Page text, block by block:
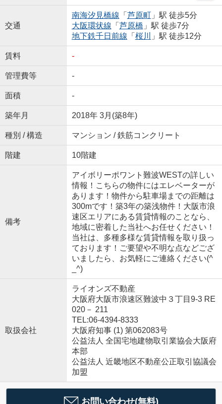
交通
南海汐見橋線 「 芦原町」駅 徒歩5分
大阪環状線 「 芦原橋 」駅 徒歩7分
地下鉄千日前線 「 桜川 」駅 徒歩12分
賃料 -
管理費等 -
面積 -
築年月 2018年 3月(築8年)
種別 / 構造 マンション / 鉄筋コンクリート
階建 10階建
備考
アイボリーポワント難波WESTの詳しい
情報！こちらの物件にはエレベーターが
あります！物件から駐車場までの距離は
300mです！築3年の築浅物件！大阪市浪
速区エリアにある賃貸情報のことなら、
地域に密着した当社へお任せください！
当社は、多種多様な賃貸情報を取り扱っ
ております！ご要望や不明な点などござ
いましたら、お気軽にご連絡ください(^
_^)
取扱会社
ライオンズ不動産
大阪府大阪市浪速区難波中３丁目9-3 RE
020－ 211
TEL:06-4394-8333
大阪府知事 (1) 第062083号
公益法人 全国宅地建物取引業協会大阪府
本部
公益法人 近畿地区不動産公正取引協議会
加盟
お問い合わせ(無料)